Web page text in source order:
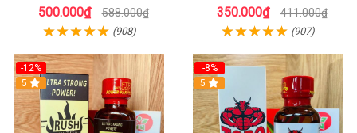
Mạnh Cho Top & Bot
500.000₫ 588.000₫
(908)
kích thích Cực Mạnh cho LGBT -
TOP BOT
350.000₫ 411.000₫
(907)
-12%
5
-8%
5